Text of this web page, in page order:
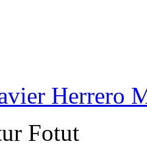
Herrero
Fotut